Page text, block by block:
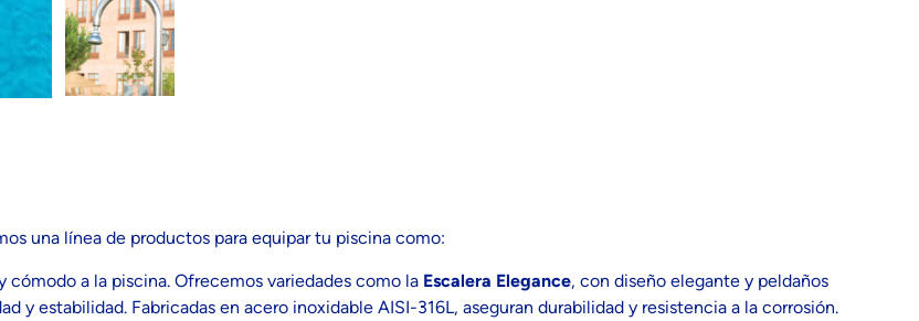
una línea de productos para equipar tu piscina como:
cómodo a la piscina. Ofrecemos variedades como la Escalera Elegance, con diseño elegante y peldaños
y estabilidad. Fabricadas en acero inoxidable AISI-316L, aseguran durabilidad y resistencia a la corrosión.